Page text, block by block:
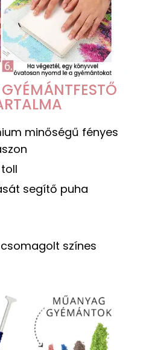
minőségű fényes
segítő puha
színes